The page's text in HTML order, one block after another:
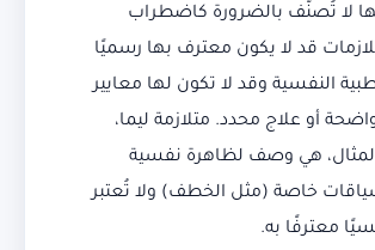
لا تُصنَّف بالضرورة كاضطراب
قد لا يكون معترف بها رسميًا
النفسية وقد لا تكون لها معايير
أو علاج محدد. متلازمة ليما،
هي وصف لظاهرة نفسية
خاصة (مثل الخطف) ولا تُعتبر
معترفًا به.